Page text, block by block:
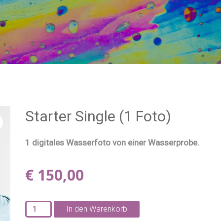
Starter Single (1 Foto)
1 digitales Wasserfoto von einer Wasserprobe.
€150,00
Starter
Single
In den Warenkorb